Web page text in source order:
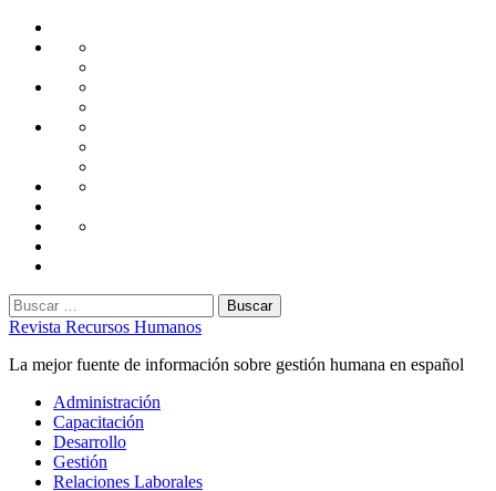
Saltar
Administración
Capacitación
Desarrollo
Gestión
Laborales
Selección
Buscar:
Revista Recursos Humanos
La mejor fuente de información sobre gestión humana en español
Menú
principal
Administración
Capacitación
Desarrollo
Gestión
Relaciones Laborales